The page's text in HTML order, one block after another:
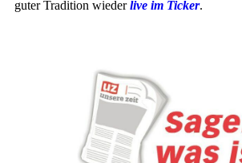
guter Tradition wiederlive im Ticker.